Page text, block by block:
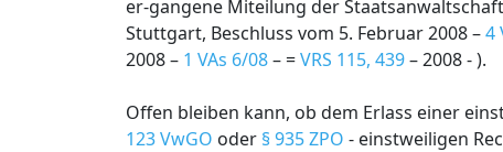
er-gangene Miteilung der
Stuttgart, Beschluss vom 5. Februar 2008 –4
2008 – 1 VAs 6/08– =VRS 115, 439– 2008 - ).
Offen bleiben kann, ob dem Erlass einer
123 VwGO oder § 935 ZPO - einstweiligen